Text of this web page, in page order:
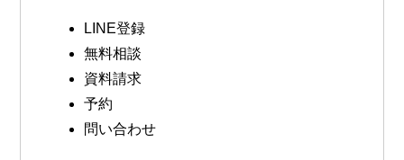
LINE登録
無料相談
資料請求
予約
問い合わせ